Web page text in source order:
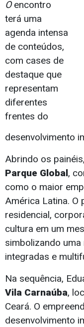
Oencontro
terá uma
agenda intensa
de conteúdos,
com cases de
destaque que
representam
diferentes
frentes do
desenvolvimento
Abrindo os
Parque Global,
como o maior
América Latina. O
residencial,
cultura em um
simbolizando
integradas e
Na sequência,
Vila Carnaúba,
Ceará. O
desenvolvimento